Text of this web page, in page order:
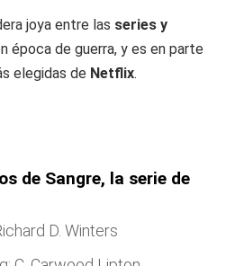
joya entre las series y
época de guerra, y es en parte
elegidas de Netflix.
de Sangre, la serie de
D. Winters